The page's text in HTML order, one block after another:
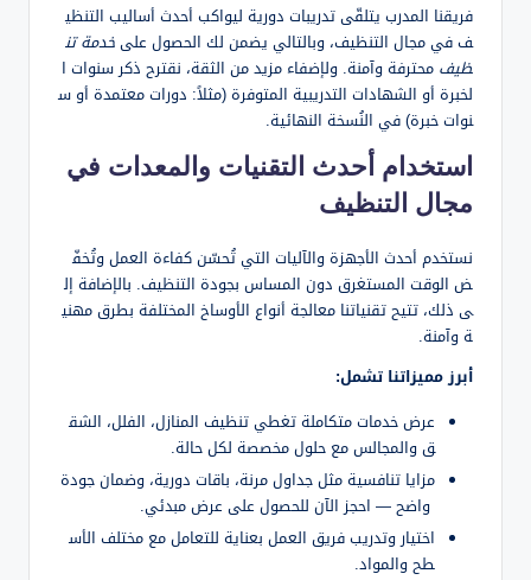
فريقنا المدرب يتلقّى تدريبات دورية ليواكب أحدث أساليب التنظي
ف في مجال التنظيف، وبالتالي يضمن لك الحصول علىخدمة تن
ظيف محترفة وآمنة. ولإضفاء مزيد من الثقة، نقترح ذكر سنوات ا
لخبرة أو الشهادات التدريبية المتوفرة (مثلاً: دورات معتمدة أو س
نوات خبرة) في النُسخة النهائية.
استخدام أحدث التقنيات والمعدات في
مجال التنظيف
نستخدم أحدث الأجهزة والآليات التي تُحسّن كفاءة العمل وتُخفّ
ض الوقت المستغرق دون المساس بجودة التنظيف. بالإضافة إل
ى ذلك، تتيح تقنياتنا معالجة أنواع الأوساخ المختلفة بطرق مهني
ة وآمنة.
أبرز مميزاتنا تشمل:
عرض خدمات متكاملة تغطي تنظيف المنازل، الفلل، الشق
ق والمجالس مع حلول مخصصة لكل حالة.
مزايا تنافسية مثل جداول مرنة، باقات دورية، وضمان جودة
واضح — احجز الآن للحصول على عرض مبدئي.
اختيار وتدريب فريق العمل بعناية للتعامل مع مختلف الأس
طح والمواد.